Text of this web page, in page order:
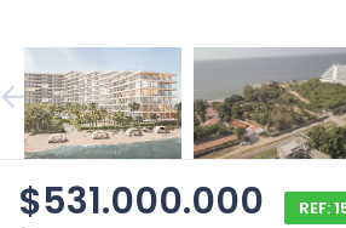
$531.000.000 REF: